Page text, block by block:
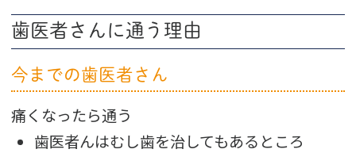
歯医者さんに通う理由
今までの歯医者さん
痛くなったら通う
歯医者んはむし歯を治してもあるところ